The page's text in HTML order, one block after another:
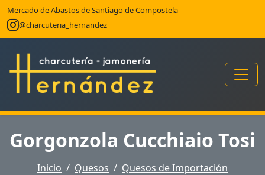
Mercado de Abastos de Santiago de Compostela
@charcuteria_hernandez
Gorgonzola Cucchiaio Tosi
Inicio Quesos
Quesos de Importación